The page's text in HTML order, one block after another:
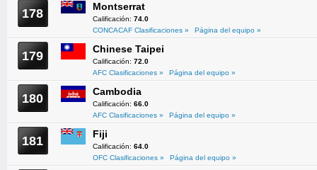
178 Montserrat
Calificación: 74.0
CONCACAF Clasificaciones »
Página del equipo »
179 Chinese Taipei
Calificación: 72.0
AFC Clasificaciones »
Página del equipo »
180 Cambodia
Calificación: 66.0
AFC Clasificaciones »
Página del equipo »
181 Fiji
Calificación: 64.0
OFC Clasificaciones »
Página del equipo »